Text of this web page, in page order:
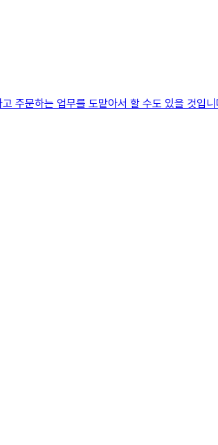
주문하는 업무를 도맡아서 할 수도 있을 것입